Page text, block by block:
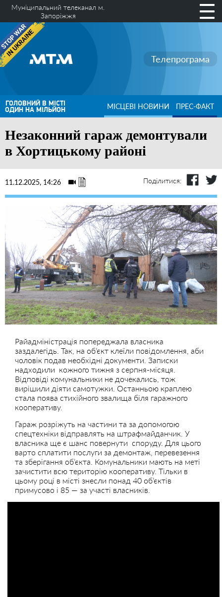
Муніципальний телеканал м.
Запоріжжя
Телепрограма
ГОЛОВНИЙ В МІСТІ
ОДИН НА МІЛЬЙОН МІСЦЕВІ НОВИНИ ПРЕС-ФАКТ
Незаконний гараж демонтували
в Хортицькому районі
11.12.2025, 14:26 Поділитися:
Райадміністрація попереджала власника
заздалегідь. Так, на об’єкт клеїли повідомлення, аби
чоловік подав необхідні документи. Записки
надходили кожного тижня з серпня-місяця.
Відповіді комунальники не дочекались, тож
вирішили діяти самотужки. Останньою краплею
стала поява стихійного звалища біля гаражного
кооперативу.
Гараж розріжуть на частини та за допомогою
спецтехніки відправлять на штрафмайданчик. У
власника ще є шанс повернути споруду. Для цього
варто сплатити послуги за демонтаж, перевезення
та зберігання об’єкта. Комунальники мають на меті
зачистити всю територію кооперативу. Тільки в
цьому році в місті знесли понад 40 об’єктів
примусово і 85 — за участі власників.